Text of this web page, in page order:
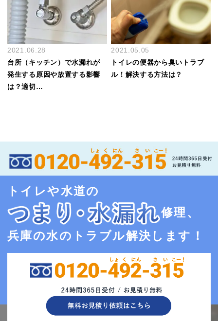
2021.06.28
台所（キッチン）で水漏れが
発生する原因や放置する影響
は？適切…
2021.05.05
トイレの便器から臭いトラブ
ル！解決する方法は？
トイレや水道の
修理、
兵庫の水のトラブル解決します！